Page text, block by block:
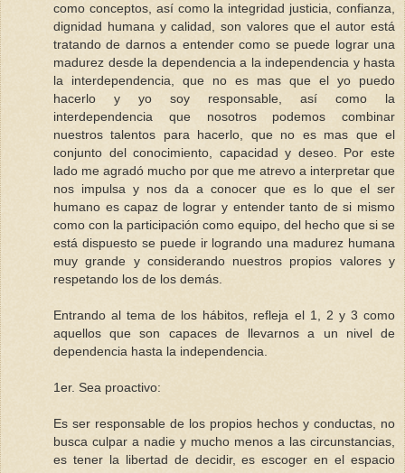
como conceptos, así como la integridad justicia, confianza,
dignidad humana y calidad, son valores que el autor está
tratando de darnos a entender como se puede lograr una
madurez desde la dependencia a la independencia y hasta
la interdependencia, que no es mas que el yo puedo
hacerlo y yo soy responsable, así como la
interdependencia que nosotros podemos combinar
nuestros talentos para hacerlo, que no es mas que el
conjunto del conocimiento, capacidad y deseo. Por este
lado me agradó mucho por que me atrevo a interpretar que
nos impulsa y nos da a conocer que es lo que el ser
humano es capaz de lograr y entender tanto de si mismo
como con la participación como equipo, del hecho que si se
está dispuesto se puede ir logrando una madurez humana
muy grande y considerando nuestros propios valores y
respetando los de los demás.
Entrando al tema de los hábitos, refleja el 1, 2 y 3 como
aquellos que son capaces de llevarnos a un nivel de
dependencia hasta la independencia.
1er. Sea proactivo:
Es ser responsable de los propios hechos y conductas, no
busca culpar a nadie y mucho menos a las circunstancias,
es tener la libertad de decidir, es escoger en el espacio